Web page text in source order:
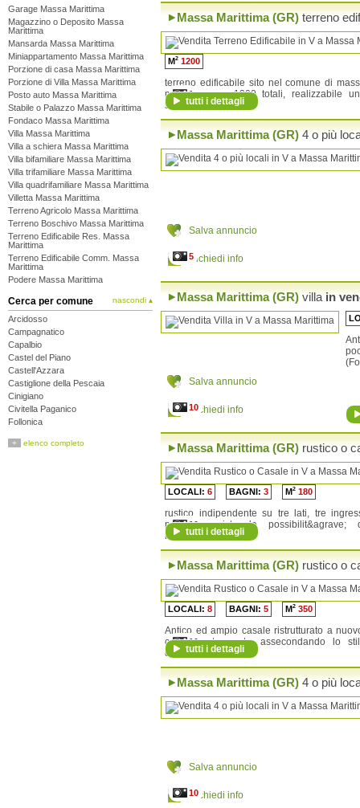
Garage Massa Marittima
Magazzino o Deposito Massa
Marittima
Mansarda Massa Marittima
Miniappartamento Massa Marittima
Porzione di casa Massa Marittima
Porzione di Villa Massa Marittima
Posto auto Massa Marittima
Stabile o Palazzo Massa Marittima
Fondaco Massa Marittima
Villa Massa Marittima
Villa a schiera Massa Marittima
Villa bifamiliare Massa Marittima
Villa trifamiliare Massa Marittima
Villa quadrifamiliare Massa Marittima
Villetta Massa Marittima
Terreno Agricolo Massa Marittima
Terreno Boschivo Massa Marittima
Terreno Edificabile Res. Massa
Marittima
Terreno Edificabile Comm. Massa
Marittima
Podere Massa Marittima
Cerca per comune nascondi ▴
Arcidosso
Campagnatico
Capalbio
Castel del Piano
Castell'Azzara
Castiglione della Pescaia
Cinigiano
Civitella Paganico
Follonica
Grosseto
+ elenco completo
Massa Marittima (GR) terreno
M2 1200
terreno edificabile sito nel comune di
marittima, mq 1200 totali, realizzabile
struttura c...
1
tutti i dettagli
Massa Marittima (GR) 4 o più
5
Salva annuncio
Richiedi info
Massa Marittima (GR) villa in
10
Salva annuncio
Richiedi info
Massa Marittima (GR) rustico o
LOCALI: 6 BAGNI: 3 M2 180
rustico indipendente su tre lati, tre
pertanto esiste la possibilit&agrave;
ricavare...
10
tutti i dettagli
Massa Marittima (GR) rustico o
LOCALI: 8 BAGNI: 5 M2 350
Antico ed ampio casale ristrutturato a
con elevato gusto, assecondando lo
dell\'antico ...
10
tutti i dettagli
Massa Marittima (GR) 4 o più
10
Salva annuncio
Richiedi info